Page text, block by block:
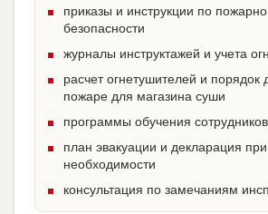
приказы и инструкции по
безопасности
журналы инструктажей и учета
расчет огнетушителей и порядок
пожаре для магазина суши
программы обучения сотрудников
план эвакуации и декларация при
необходимости
консультация по замечаниям